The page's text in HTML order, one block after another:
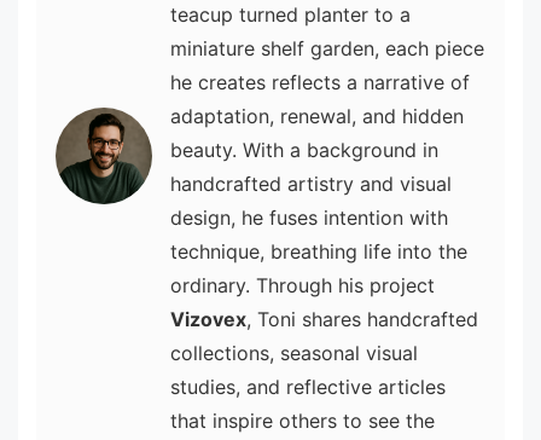
teacup turned planter to a
miniature shelf garden, each piece
he creates reflects a narrative of
adaptation, renewal, and hidden
beauty. With a background in
handcrafted artistry and visual
design, he fuses intention with
technique, breathing life into the
ordinary. Through his project
Vizovex, Toni shares handcrafted
collections, seasonal visual
studies, and reflective articles
that inspire others to see the